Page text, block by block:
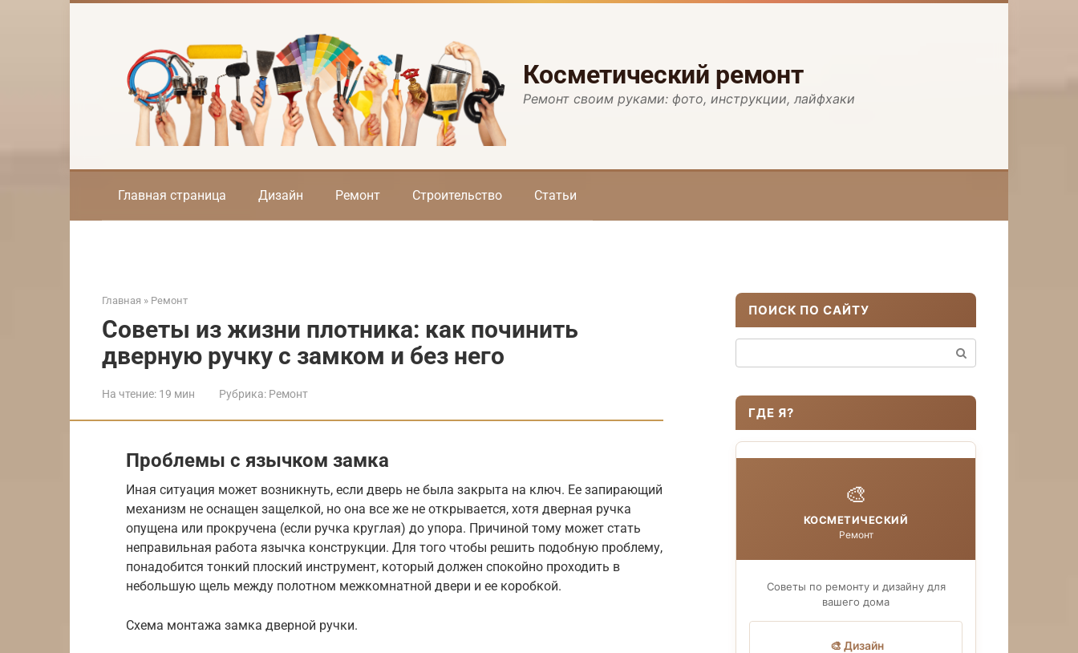
Косметический ремонт
Ремонт своим руками: фото, инструкции, лайфхаки
Главная страница Дизайн Ремонт Строительство Статьи
Главная » Ремонт
Советы из жизни плотника: как починить
дверную ручку с замком и без него
На чтение: 19 мин Рубрика: Ремонт
Проблемы с язычком замка
Иная ситуация может возникнуть, если дверь не была закрыта на ключ. Ее запирающий
механизм не оснащен защелкой, но она все же не открывается, хотя дверная ручка
опущена или прокручена (если ручка круглая) до упора. Причиной тому может стать
неправильная работа язычка конструкции. Для того чтобы решить подобную проблему,
понадобится тонкий плоский инструмент, который должен спокойно проходить в
небольшую щель между полотном межкомнатной двери и ее коробкой.
Схема монтажа замка дверной ручки.
ПОИСК ПО САЙТУ
ГДЕ Я?
🎨
КОСМЕТИЧЕСКИЙ
Ремонт
Советы по ремонту и дизайну для
вашего дома
🎨 Дизайн